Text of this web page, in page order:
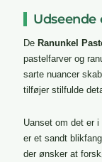
Udseende
De Ranunkel
pastelfarver og
sarte nuancer
tilføjer stilfulde
Uanset om det er
er et sandt
der ønsker at